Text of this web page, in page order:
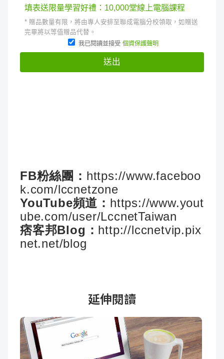
FB粉絲團： https://www.faceboo
k.com/lccnetzone
YouTube頻道： https://www.yout
ube.com/user/LccnetTaiwan
痞客邦Blog： http://lccnetvip.pix
net.net/blog
延伸閱讀